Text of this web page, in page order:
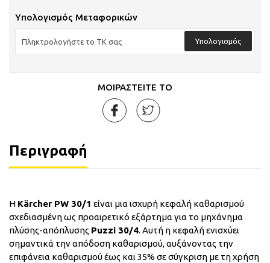
Υπολογισμός Μεταφορικών
Υπολογισμός
ΜΟΙΡΑΣΤΕΙΤΕ ΤΟ
Περιγραφή
Η Kärcher PW 30/1 είναι μια ισχυρή κεφαλή καθαρισμού
σχεδιασμένη ως προαιρετικό εξάρτημα για το μηχάνημα
πλύσης-απόπλυσης Puzzi 30/4. Αυτή η κεφαλή ενισχύει
σημαντικά την απόδοση καθαρισμού, αυξάνοντας την
επιφάνεια καθαρισμού έως και 35% σε σύγκριση με τη χρήση